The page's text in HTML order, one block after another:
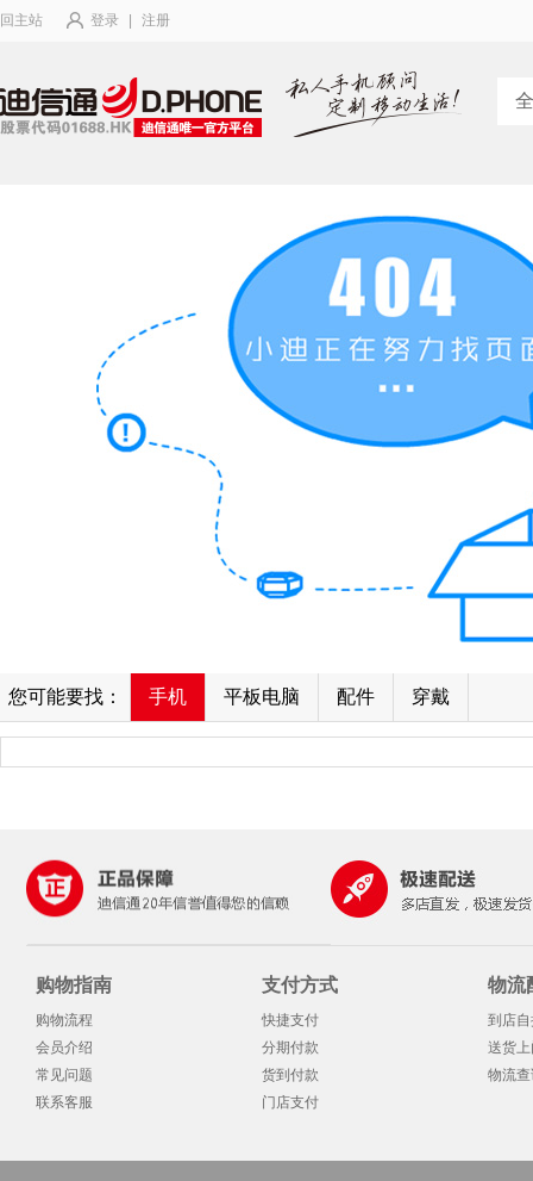
回主站 登录 注册
您可能要找： 手机 平板电脑 配件 穿戴
购物指南
购物流程
会员介绍
常见问题
联系客服
支付方式
快捷支付
分期付款
货到付款
门店支付
物流
到店
送货
物流